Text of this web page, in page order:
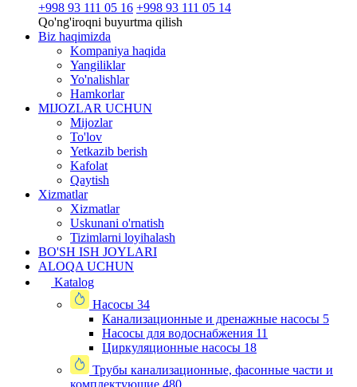
+998 93 111 05 16 +998 93 111 05 14
Qo'ng'iroqni buyurtma qilish
Biz haqimizda
Kompaniya haqida
Yangiliklar
Yo'nalishlar
Hamkorlar
MIJOZLAR UCHUN
Mijozlar
To'lov
Yetkazib berish
Kafolat
Qaytish
Xizmatlar
Xizmatlar
Uskunani o'rnatish
Tizimlarni loyihalash
BO'SH ISH JOYLARI
ALOQA UCHUN
Katalog
Насосы 34
Канализационные и дренажные насосы 5
Насосы для водоснабжения 11
Циркуляционные насосы 18
Трубы канализационные, фасонные части и